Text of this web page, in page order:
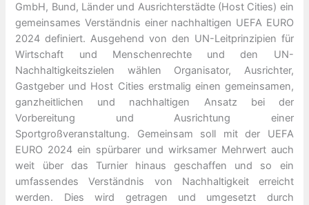
GmbH, Bund, Länder und Ausrichterstädte (Host Cities) ein
gemeinsames Verständnis einer nachhaltigen UEFA EURO
2024 definiert. Ausgehend von den UN-Leitprinzipien für
Wirtschaft und Menschenrechte und den UN-
Nachhaltigkeitszielen wählen Organisator, Ausrichter,
Gastgeber und Host Cities erstmalig einen gemeinsamen,
ganzheitlichen und nachhaltigen Ansatz bei der
Vorbereitung und Ausrichtung einer
Sportgroßveranstaltung. Gemeinsam soll mit der UEFA
EURO 2024 ein spürbarer und wirksamer Mehrwert auch
weit über das Turnier hinaus geschaffen und so ein
umfassendes Verständnis von Nachhaltigkeit erreicht
werden. Dies wird getragen und umgesetzt durch